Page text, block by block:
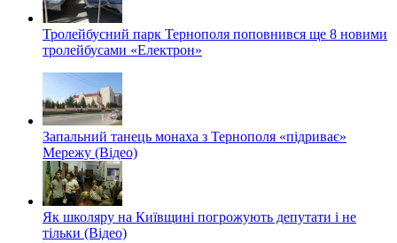
Тролейбусний парк Тернополя поповнився ще 8 новими
тролейбусами «Електрон»
Запальний танець монаха з Тернополя «підриває»
Мережу (Відео)
Як школяру на Київщині погрожують депутати і не
тільки (Відео)